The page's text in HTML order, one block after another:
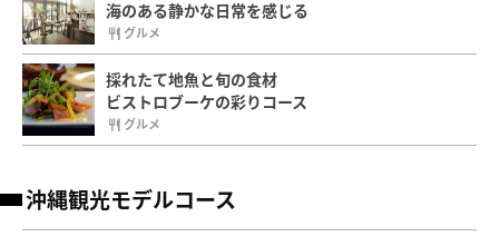
海のある静かな日常を感じる
グルメ
採れたて地魚と旬の食材
ビストロブーケの彩りコース
グルメ
沖縄観光モデルコース